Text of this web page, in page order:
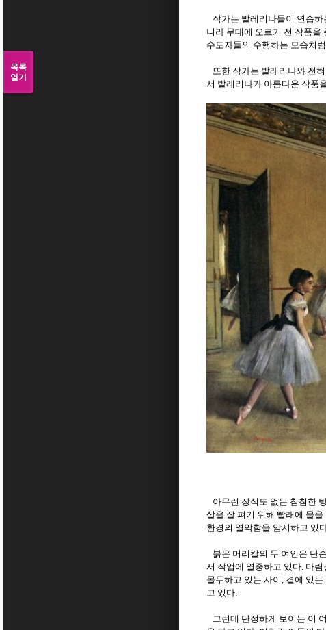
작가는 발레리나들이 연습
니라 무대에 오르기 전 작품
수도자들의 수행하는 모습처
또한 작가는 발레리나와 전
서 발레리나가 아름다운 작품
아무런 장식도 없는 침침한
살을 잘 펴기 위해 빨래에 물
환경의 열악함을 암시하고 있
붉은 머리칼의 두 여인은 단
서 작업에 열중하고 있다 다림
몰두하고 있는 사이 곁에 있
고 있다
그런데 단정하게 보이는 이
목록
열기